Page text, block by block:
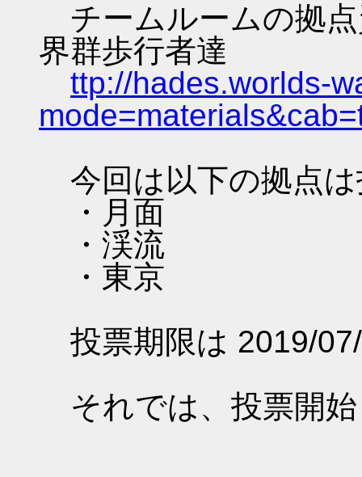
チームルームの拠
界群歩行者達
ttp://hades.worlds-
今回は以下の拠点
・月面
・渓流
・東京
投票期限は 2019/
それでは、投票開